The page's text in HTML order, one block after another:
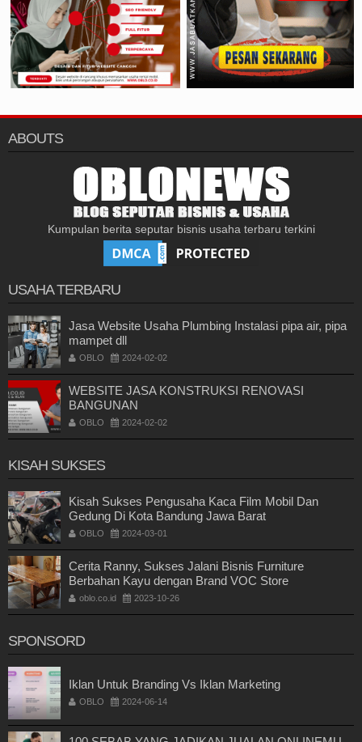
ABOUTS
Kumpulan berita seputar bisnis usaha terbaru terkini
USAHA TERBARU
Jasa Website Usaha Plumbing Instalasi pipa air, pipa
mampet dll
OBLO 2024-02-02
WEBSITE JASA KONSTRUKSI RENOVASI
BANGUNAN
OBLO 2024-02-02
KISAH SUKSES
Kisah Sukses Pengusaha Kaca Film Mobil Dan
Gedung Di Kota Bandung Jawa Barat
OBLO 2024-03-01
Cerita Ranny, Sukses Jalani Bisnis Furniture
Berbahan Kayu dengan Brand VOC Store
oblo.co.id 2023-10-26
SPONSORD
Iklan Untuk Branding Vs Iklan Marketing
OBLO 2024-06-14